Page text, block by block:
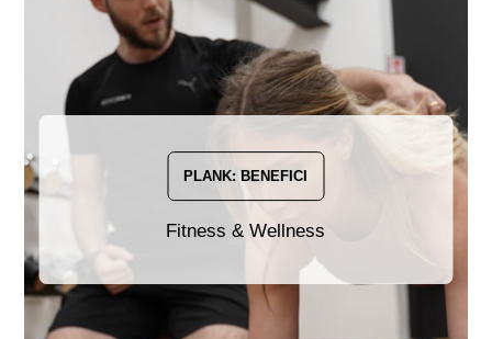
PLANK: BENEFICI
Fitness & Wellness